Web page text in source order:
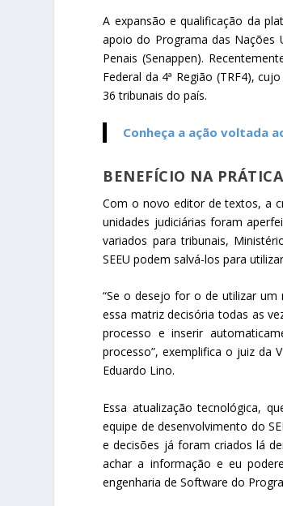
A expansão e qualificação da
apoio do Programa das Nações
Penais (Senappen).
Federal da 4ª Região (TRF4),
36 tribunais do país.
Conheça a ação voltada
BENEFÍCIO NA PRÁTICA
Com o novo editor de textos, a
unidades judiciárias foram
variados para tribunais,
SEEU podem salvá-los para
“Se o desejo for o de utilizar
essa matriz decisória todas as
processo e inserir
processo”, exemplifica o juiz da
Eduardo Lino.
Essa atualização tecnológica,
equipe de desenvolvimento do
e decisões já foram criados lá
achar a informação e eu
engenharia de Software do